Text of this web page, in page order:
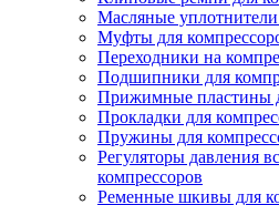
Масляные уплотнители
Муфты для
Переходники на
Подшипники для
Прижимные пластины
Прокладки для
Пружины для
Регуляторы давления
компрессоров
Ременные шкивы для